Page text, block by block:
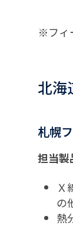
※フィ
北海
札幌
担当製
Ｘ
の
熱